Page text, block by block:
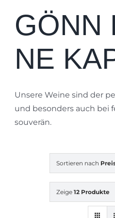
GÖNN
NE
Unsere Weine sind der
und besonders auch bei
souverän.
Sortieren nach
Zeige 12 Produkte